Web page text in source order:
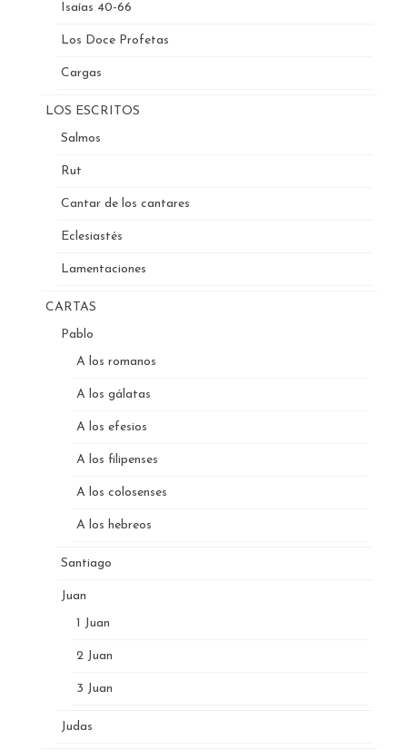
Isaías 40-66
Los Doce Profetas
Cargas
LOS ESCRITOS
Salmos
Rut
Cantar de los cantares
Eclesiastés
Lamentaciones
CARTAS
Pablo
A los romanos
A los gálatas
A los efesios
A los filipenses
A los colosenses
A los hebreos
Santiago
Juan
1 Juan
2 Juan
3 Juan
Judas